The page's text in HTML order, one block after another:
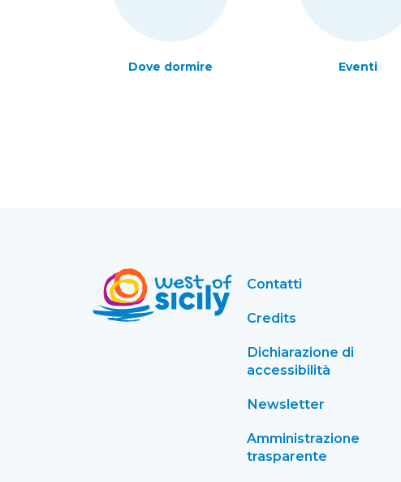
Dove dormire Eventi
Contatti
Credits
Dichiarazione di
accessibilità
Newsletter
Amministrazione
trasparente